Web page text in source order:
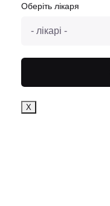
Оберіть лікаря
Х